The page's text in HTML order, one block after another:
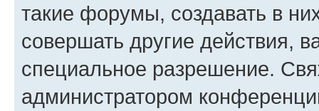
такие форумы, создавать в
совершать другие действия,
специальное разрешение.
администратором